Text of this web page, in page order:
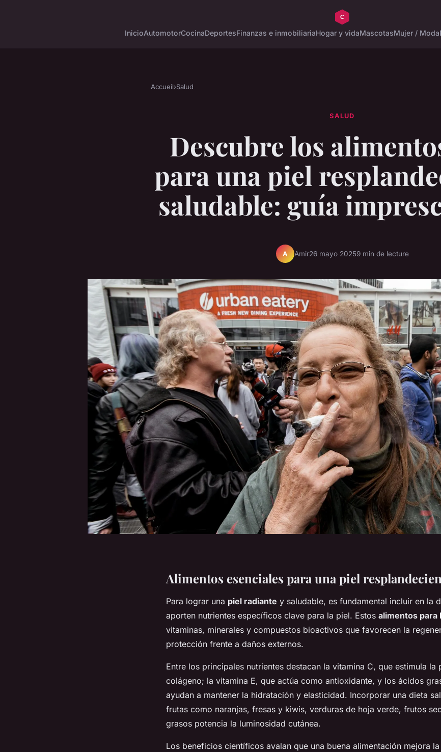
InicioAutomotorCocinaDeportesFinanzas e inmobiliariaHogar y vidaMascotasMujer / Moda
Accueil›Salud
SALUD
Descubre los
para una piel
saludable: guía
A Amir26 mayo 20259 min de lecture
Alimentos esenciales para una piel
Para lograr una piel radiante y saludable, es fundamental incluir en la
aporten nutrientes específicos clave para la piel. Estos alimentos para
vitaminas, minerales y compuestos bioactivos que favorecen la
protección frente a daños externos.
Entre los principales nutrientes destacan la vitamina C, que estimula la
colágeno; la vitamina E, que actúa como antioxidante, y los ácidos
ayudan a mantener la hidratación y elasticidad. Incorporar una dieta
frutas como naranjas, fresas y kiwis, verduras de hoja verde, frutos
grasos potencia la luminosidad cutánea.
Los beneficios científicos avalan que una buena alimentación mejora